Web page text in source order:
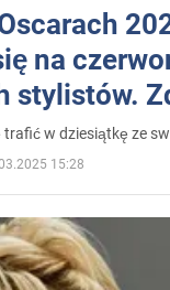
na
stylistów.
w dziesiątkę ze
15:28